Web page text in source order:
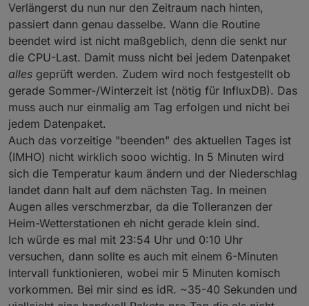
Verlängerst du nun nur den Zeitraum nach hinten,
passiert dann genau dasselbe. Wann die Routine
beendet wird ist nicht maßgeblich, denn die senkt nur
die CPU-Last. Damit muss nicht bei jedem Datenpaket
alles geprüft werden. Zudem wird noch festgestellt ob
gerade Sommer-/Winterzeit ist (nötig für InfluxDB). Das
muss auch nur einmalig am Tag erfolgen und nicht bei
jedem Datenpaket.
Auch das vorzeitige "beenden" des aktuellen Tages ist
(IMHO) nicht wirklich sooo wichtig. In 5 Minuten wird
sich die Temperatur kaum ändern und der Niederschlag
landet dann halt auf dem nächsten Tag. In meinen
Augen alles verschmerzbar, da die Tolleranzen der
Heim-Wetterstationen eh nicht gerade klein sind.
Ich würde es mal mit 23:54 Uhr und 0:10 Uhr
versuchen, dann sollte es auch mit einem 6-Minuten
Intervall funktionieren, wobei mir 5 Minuten komisch
vorkommen. Bei mir sind es idR. ~35-40 Sekunden und